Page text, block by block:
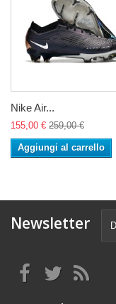
Nike Air...
155,00 € 259,00 €
Aggiungi al carrello
Newsletter